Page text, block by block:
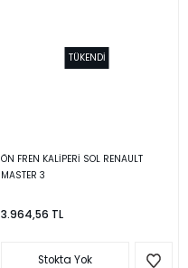
TÜKENDİ
ÖN FREN KALİPERİ SOL RENAULT
MASTER 3
3.964,56 TL
Stokta Yok